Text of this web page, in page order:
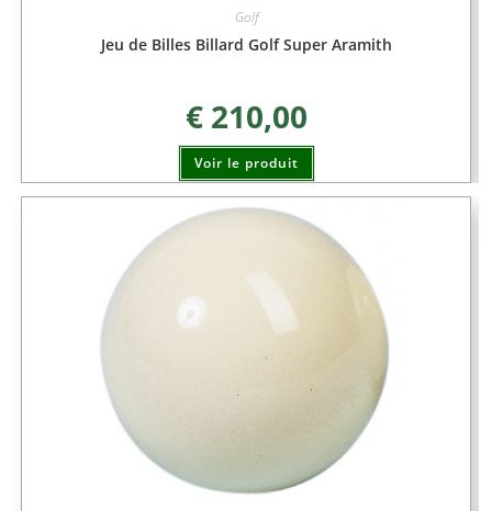
Golf
Jeu de Billes Billard Golf Super Aramith
€210,00
Voir le produit